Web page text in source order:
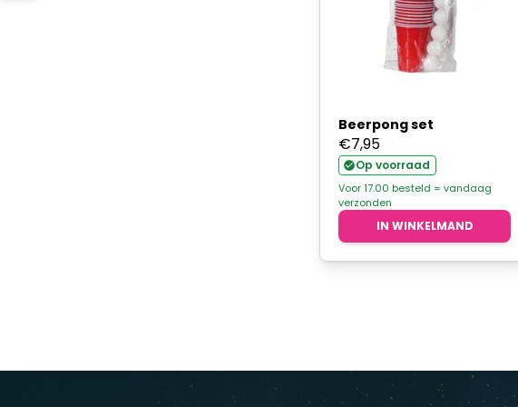
Beerpong set
€7,95
Op voorraad
Voor 17.00 besteld = vandaag
verzonden
IN WINKELMAND